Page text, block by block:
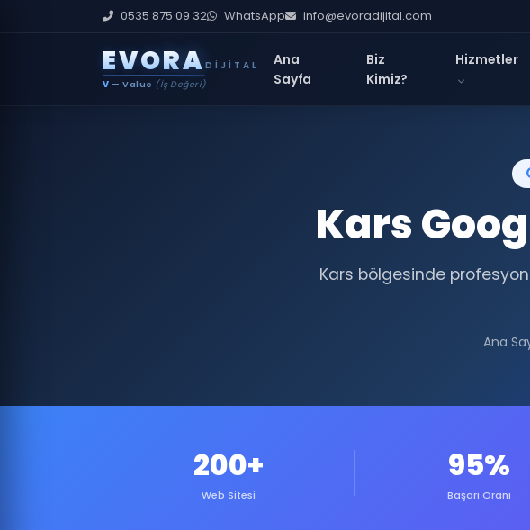
0535 875 09 32 WhatsApp info@evoradijital.com
EVORA DIJITAL
V — Value (İş Değeri)
Ana
Sayfa
Biz
Kimiz?
Hizmetler
Kars
Kars bölgesinde
Ana
200+
Web Sitesi
95%
Başarı Oranı